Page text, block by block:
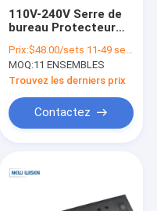
110V-240V Serre de
bureau Protecteur
surtensions
Prix:$48.00/sets 11-49 sets
MOQ:11 ENSEMBLES
Trouvez les derniers prix
Contactez